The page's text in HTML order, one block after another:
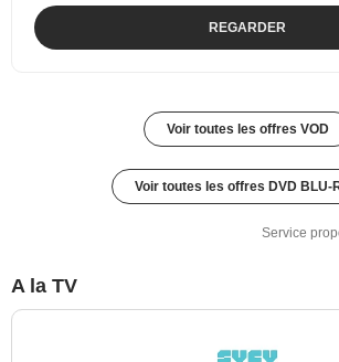
REGARDER
Voir toutes les offres VOD
Voir toutes les offres DVD BLU-
Service
A la TV